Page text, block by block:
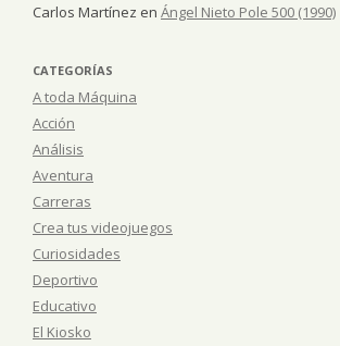
Carlos Martínez en Ángel Nieto Pole 500 (1990)
CATEGORÍAS
A toda Máquina
Acción
Análisis
Aventura
Carreras
Crea tus videojuegos
Curiosidades
Deportivo
Educativo
El Kiosko